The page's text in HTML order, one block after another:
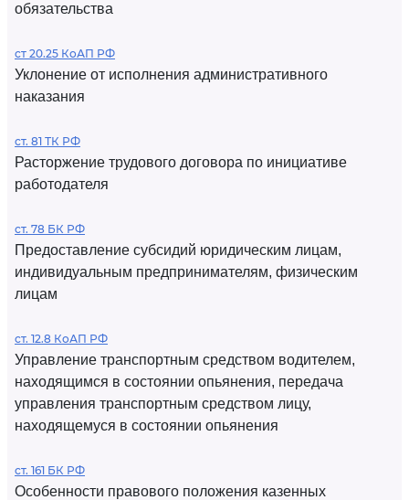
обязательства
ст 20.25 КоАП РФ
Уклонение от исполнения административного
наказания
ст. 81 ТК РФ
Расторжение трудового договора по инициативе
работодателя
ст. 78 БК РФ
Предоставление субсидий юридическим лицам,
индивидуальным предпринимателям, физическим
лицам
ст. 12.8 КоАП РФ
Управление транспортным средством водителем,
находящимся в состоянии опьянения, передача
управления транспортным средством лицу,
находящемуся в состоянии опьянения
ст. 161 БК РФ
Особенности правового положения казенных